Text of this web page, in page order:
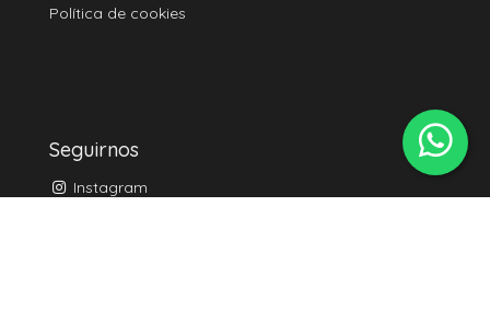
Política de cookies
Seguirnos
Instagram